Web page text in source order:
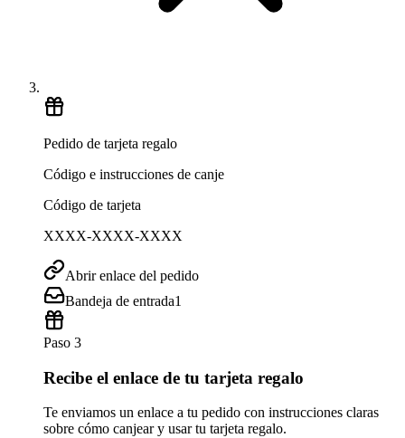
Pedido de tarjeta regalo
Código e instrucciones de canje
Código de tarjeta
XXXX-XXXX-XXXX
Abrir enlace del pedido
Bandeja de entrada1
Paso 3
Recibe el enlace de tu tarjeta regalo
Te enviamos un enlace a tu pedido con instrucciones claras
sobre cómo canjear y usar tu tarjeta regalo.